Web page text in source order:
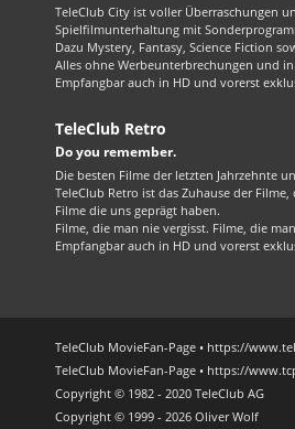
TeleClub City ist voller Überraschungen
Spielfilmunterhaltung mit
Dazu Mystery, Fantasy, Science Fiction
Alles ohne Werbeunterbrechungen und
Empfangbar auch in HD und vorerst
TeleClub Retro
Do you remember.
Die besten Filme der letzten Jahrzehnte
TeleClub Retro ist das Zuhause der
Filme die uns geprägt haben.
Filme, die man nie vergisst. Filme, die
Empfangbar auch in HD und vorerst
TeleClub MovieFan-Page • https://
TeleClub MovieFan-Page • https://
Copyright © 1982 - 2020 TeleClub AG
Copyright © 1999 - 2026 Oliver Wolf